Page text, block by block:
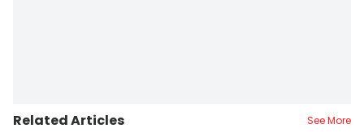
Related Articles See More